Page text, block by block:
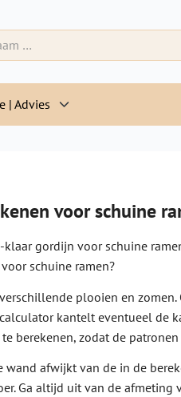
| Advies
voor schuine
gordijn voor schuine
schuine ramen?
plooien en
kantelt eventueel
berekenen, zodat de
afwijkt van de in de
Ga altijd uit van de afmeting